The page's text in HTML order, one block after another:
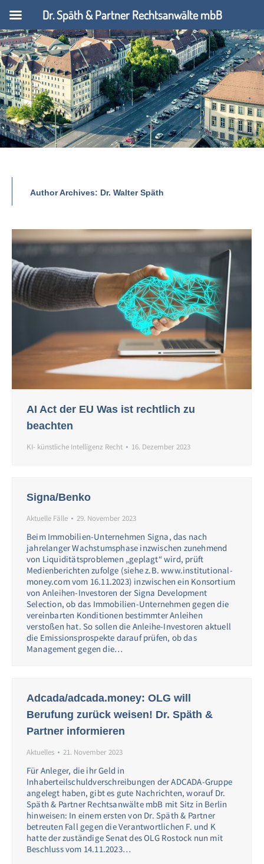
Author Archives: Dr. Walter Späth
AI Act der EU Was ist rechtlich zu
beachten
KI- künstliche Intelligenz Recht 16. Dezember 2023
Signa/Benko
Aktuelle Fälle 29. November 2023
Beim Immobilien-Unternehmen Signa, das nach
jahrelanger Wachstumsphase inzwischen zunehmend
von Liquiditätsproblemen „geplagt“ wird, prüft
Medienberichten zufolge (siehe z.B. www.institutional-
money.com vom 16.11.2023) inzwischen ein Konsortium
von Anleihen-Investoren der Signa Development
Selection, ob das Immobilien-Unternehmen gegen die
vereinbarten Konditionen bestimmter Anleihen
verstoßen hat. So sollen die Anleihe-Investoren aktuell
die Emissionsprospekte darauf prüfen, ob das
Management gegen die…
Adcada/adcada.money: OLG will
Berufung zurück weisen! Dr. Späth &
Partner informieren
Aktuelles 21. November 2023
Für Anleger, die ihr Geld in
Inhaberteilschuldverschreibungen der ADCADA-Gruppe
angelegt haben, gibt es gute Nachrichten, worauf Dr.
Späth & Partner Rechtsanwälte mbB mit Sitz in Berlin
hinweisen: In einem ersten von Dr. Späth & Partner
betreuten Fall gegen die Verantwortlichen F. und K
hatte der zuständige Senat des OLG Rostock nun mit
Beschluss vom 14.11.2023…
Dr. Späth & Partner Rechtsanwälte mbB